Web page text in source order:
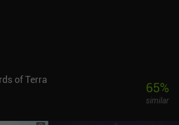
ameno y merece la pena echarle un vistazo si
y Card Thief.
of Terra 65%
similar